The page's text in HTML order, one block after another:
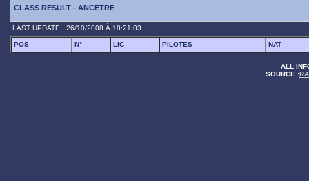
CLASS RESULT - ANCETRE
LAST UPDATE : 26/10/2008 À 18:21:03
POS N° LIC PILOTES NAT
ALL
SOURCE :